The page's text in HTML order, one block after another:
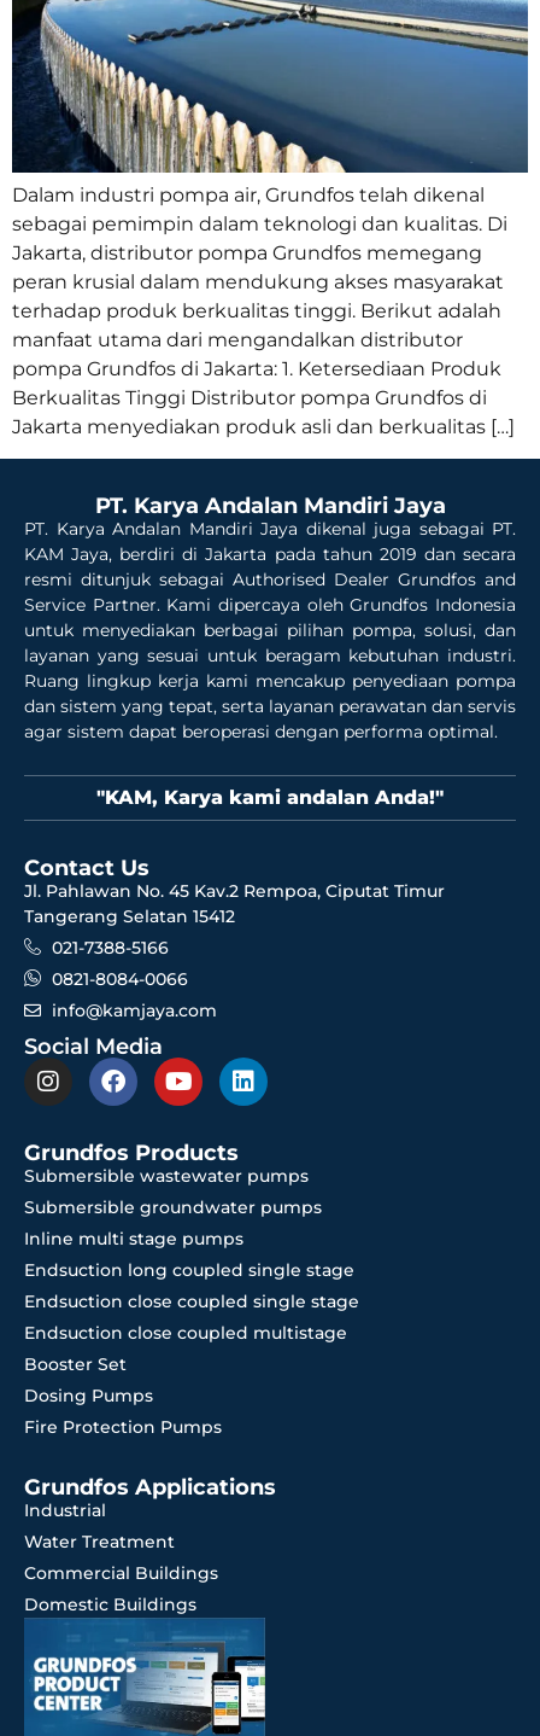
Dalam industri pompa air, Grundfos telah dikenal
sebagai pemimpin dalam teknologi dan kualitas. Di
Jakarta, distributor pompa Grundfos memegang
peran krusial dalam mendukung akses masyarakat
terhadap produk berkualitas tinggi. Berikut adalah
manfaat utama dari mengandalkan distributor
pompa Grundfos di Jakarta: 1. Ketersediaan Produk
Berkualitas Tinggi Distributor pompa Grundfos di
Jakarta menyediakan produk asli dan berkualitas […]
PT. Karya Andalan Mandiri Jaya
PT. Karya Andalan Mandiri Jaya dikenal juga sebagai PT.
KAM Jaya, berdiri di Jakarta pada tahun 2019 dan secara
resmi ditunjuk sebagai Authorised Dealer Grundfos and
Service Partner. Kami dipercaya oleh Grundfos Indonesia
untuk menyediakan berbagai pilihan pompa, solusi, dan
layanan yang sesuai untuk beragam kebutuhan industri.
Ruang lingkup kerja kami mencakup penyediaan pompa
dan sistem yang tepat, serta layanan perawatan dan servis
agar sistem dapat beroperasi dengan performa optimal.
"KAM, Karya kami andalan Anda!"
Contact Us
Jl. Pahlawan No. 45 Kav.2 Rempoa, Ciputat Timur
Tangerang Selatan 15412
021-7388-5166
0821-8084-0066
info@kamjaya.com
Social Media
Grundfos Products
Submersible wastewater pumps
Submersible groundwater pumps
Inline multi stage pumps
Endsuction long coupled single stage
Endsuction close coupled single stage
Endsuction close coupled multistage
Booster Set
Dosing Pumps
Fire Protection Pumps
Grundfos Applications
Industrial
Water Treatment
Commercial Buildings
Domestic Buildings